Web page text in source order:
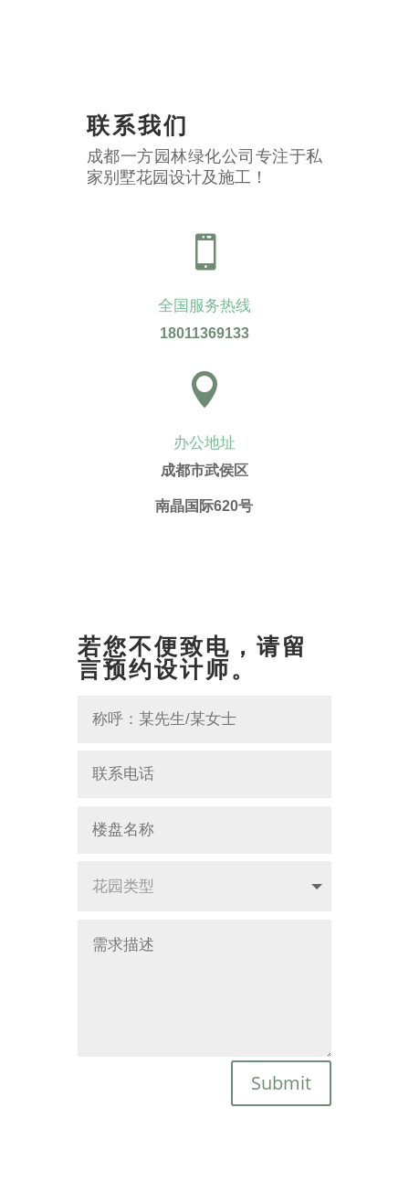
联系我们
成都一方园林绿化公司专注于私
家别墅花园设计及施工！

全国服务热线
18011369133

办公地址
成都市武侯区
南晶国际620号
若您不便致电，请留
言预约设计师。
Submit